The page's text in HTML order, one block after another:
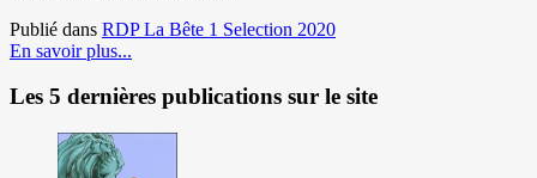
Publié dans RDP La Bête 1 Selection 2020
En savoir plus...
Les 5 dernières publications sur le site